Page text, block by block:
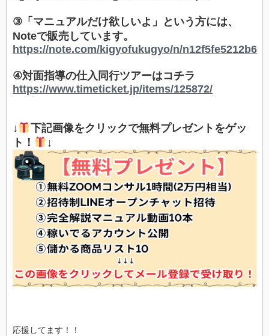
③「マニュアルだけ欲しいよ」という方には、
Noteで販売しています。
https://note.com/kigyofukugyo/n/n12f5fe5212b6
④対面指導の仕入同行ツアーはコチラ
https://www.timeticket.jp/items/125872/
↓
下記画像をクリックで無料プレゼントをゲッ
ト！
↓
応援してます！！